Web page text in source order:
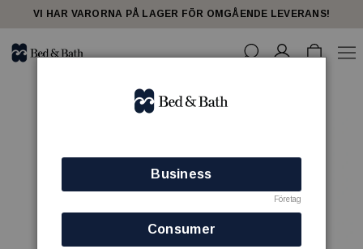
VI HAR VARORNA PÅ LAGER FÖR OMGÅENDE LEVERANS!
Business
Företag
Consumer